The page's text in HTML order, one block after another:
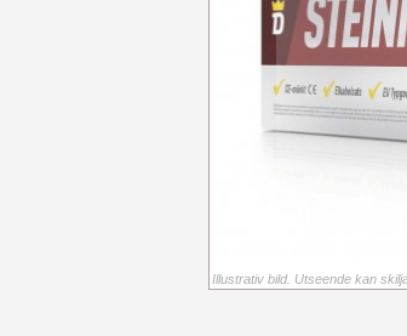
Illustrativ bild. Utseende kan